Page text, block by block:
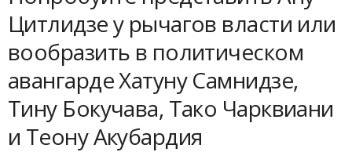
Цитлидзе у рычагов власти или
вообразить в политическом
авангарде Хатуну Самнидзе,
Тину Бокучава, Тако Чарквиани
и Теону Акубардия